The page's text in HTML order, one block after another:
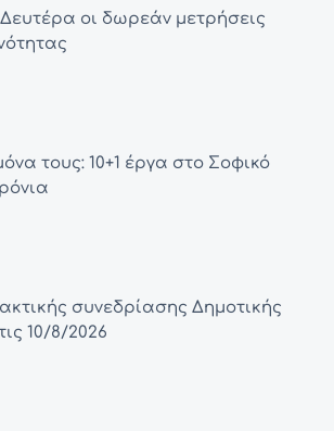
Δευτέρα οι δωρεάν μετρήσεις
τους: 10+1 έργα στο Σοφικό
συνεδρίασης Δημοτικής
10/8/2026